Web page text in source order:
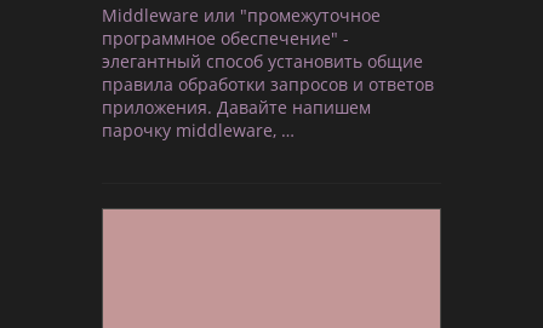
Middleware или "промежуточное
программное обеспечение" -
элегантный способ установить общие
правила обработки запросов и ответов
приложения. Давайте напишем
парочку middleware, …